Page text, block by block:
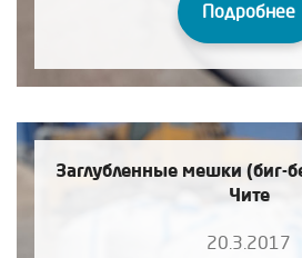
Подробнее
Заглубленные мешки (биг-
Чите
20.3.2017